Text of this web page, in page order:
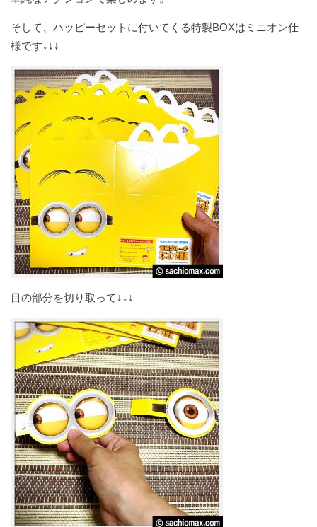
そして、ハッピーセットに付いてくる特製BOXはミニオン仕
様です↓↓↓
目の部分を切り取って↓↓↓